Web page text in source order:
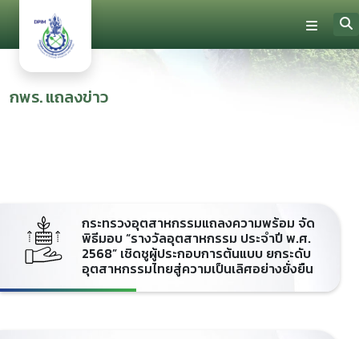
กพร. แถลงข่าว
กระทรวงอุตสาหกรรมแถลงความพร้อม จัด
พิธีมอบ “รางวัลอุตสาหกรรม ประจำปี พ.ศ.
2568” เชิดชูผู้ประกอบการต้นแบบ ยกระดับ
อุตสาหกรรมไทยสู่ความเป็นเลิศอย่างยั่งยืน